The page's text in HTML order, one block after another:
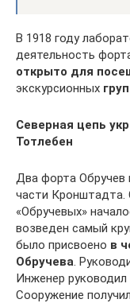
В 1918 году
деятельность
открыто для
экскурсионных
Северная цепь
Тотлебен
Два форта Обручев
части Кронштадта.
«Обручевых»
возведен самый
было присвоено в
Обручева.
Инженер
Сооружение